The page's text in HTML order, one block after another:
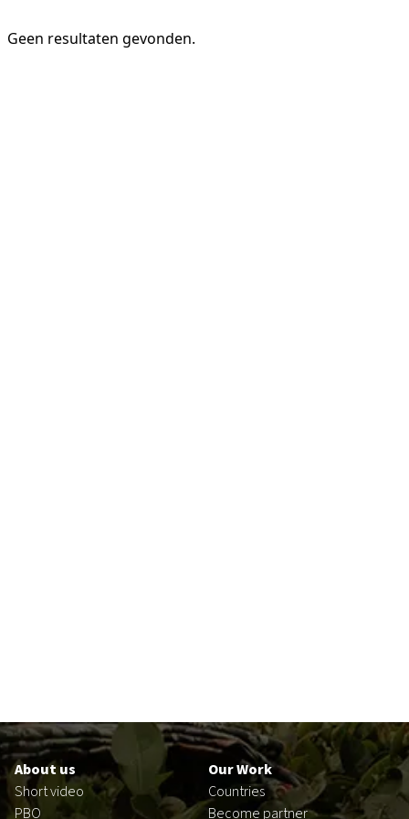
Geen resultaten gevonden.
Footer
en
About us
Short video
PBO
Our Work
Countries
Become partner